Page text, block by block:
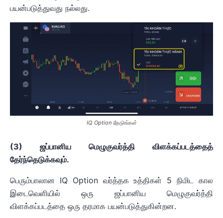
பயன்படுத்துவது நல்லது.
IQ Option தேடுங்கள்
(3) ஜப்பானிய மெழுகுவர்த்தி விளக்கப்படத்தைத்
தேர்ந்தெடுக்கவும்.
பெரும்பாலான IQ Option வர்த்தக உத்திகள் 5 நிமிட கால
இடைவெளியில் ஒரு ஜப்பானிய மெழுகுவர்த்தி
விளக்கப்படத்தை ஒரு தரமாக பயன்படுத்துகின்றன.